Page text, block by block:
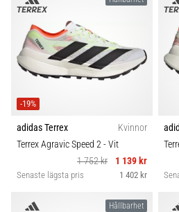
-19%
adidas Terrex
Kvinnor
Terrex Agravic Speed 2- Vit
1 752 kr
1 139 kr
Senaste lägsta pris 1 402 kr
Hållbarhet